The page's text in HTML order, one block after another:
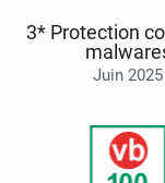
3* Protection
Juin 2025